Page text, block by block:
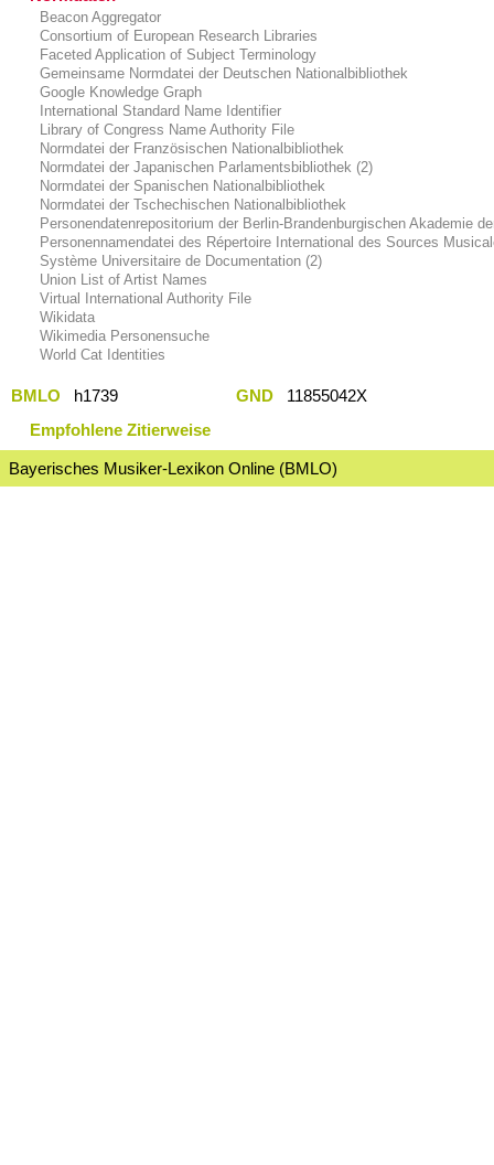
Beacon Aggregator
Consortium of European Research Libraries
Faceted Application of Subject Terminology
Gemeinsame Normdatei der Deutschen Nationalbibliothek
Google Knowledge Graph
International Standard Name Identifier
Library of Congress Name Authority File
Normdatei der Französischen Nationalbibliothek
Normdatei der Japanischen Parlamentsbibliothek (2)
Normdatei der Spanischen Nationalbibliothek
Normdatei der Tschechischen Nationalbibliothek
Personendatenrepositorium der Berlin-Brandenburgischen Akademie
Personennamendatei des Répertoire International des Sources
Système Universitaire de Documentation (2)
Union List of Artist Names
Virtual International Authority File
Wikidata
Wikimedia Personensuche
World Cat Identities
BMLO h1739 GND
11855042X
Empfohlene Zitierweise
Bayerisches Musiker-Lexikon Online (BMLO)